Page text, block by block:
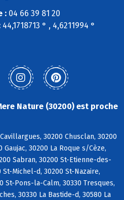
:04 66 39 81 20
44,1718713 ° , 4,6211994 °
Nature (30200) est proche
30200 Chusclan, 30200
Gaujac, 30200 La Roque s/Cèze,
Sabran, 30200 St-Etienne-des-
St-Michel-d, 30200 St-Nazaire,
St-Pons-la-Calm, 30330 Tresques,
30330 La Bastide-d, 30580 La